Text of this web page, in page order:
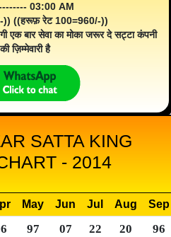
03:00 AM
)) ((हरूफ़ रेट 100=960/-))
एक बार सेवा का मोका जरूर दे सट्टा कंपनी
ज़िम्मेवारी है
SATTA KING
- 2014
May Jun Jul Aug
Sep
97 07 22 20 96